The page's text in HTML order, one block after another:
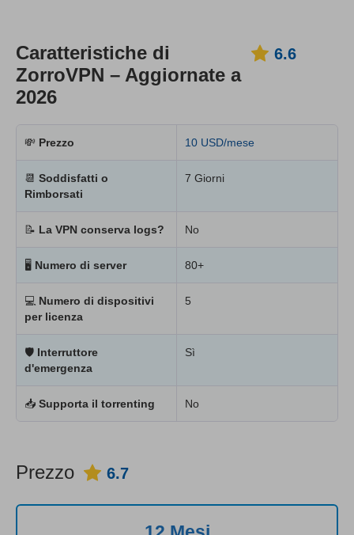
Caratteristiche di
ZorroVPN – Aggiornate a
2026
6.6
💸 Prezzo 10 USD/mese
📆 Soddisfatti o
Rimborsati
7 Giorni
📝 La VPN conserva logs? No
🖥 Numero di server 80+
💻 Numero di dispositivi
per licenza
5
🛡 Interruttore
d'emergenza
Sì
📥 Supporta il torrenting No
Prezzo 6.7